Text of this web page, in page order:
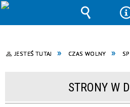
JESTEŚ TUTAJ CZAS WOLNY
STRONY W